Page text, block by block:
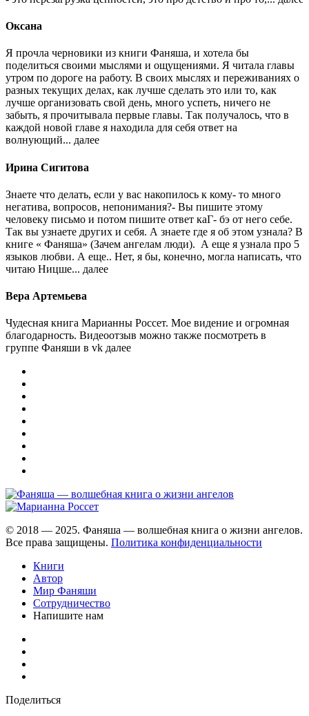
Оксана
Я прочла черновики из книги Фаняша, и хотела бы
поделиться своими мыслями и ощущениями. Я читала главы
утром по дороге на работу. В своих мыслях и переживаниях о
разных текущих делах, как лучше сделать это или то, как
лучше организовать свой день, много успеть, ничего не
забыть, я прочитывала первые главы. Так получалось, что в
каждой новой главе я находила для себя ответ на
волнующий... далее
Ирина Сигитова
Знаете что делать, если у вас накопилось к кому- то много
негатива, вопросов, непонимания?- Вы пишите этому
человеку письмо и потом пишите ответ каГ- бэ от него себе.
Так вы узнаете других и себя. А знаете где я об этом узнала? В
книге « Фаняша» (Зачем ангелам люди). А еще я узнала про 5
языков любви. А еще.. Нет, я бы, конечно, могла написать, что
читаю Ницше... далее
Вера Артемьева
Чудесная книга Марианны Россет. Мое видение и огромная
благодарность. Видеоотзыв можно также посмотреть в
группе Фаняши в vk далее
© 2018 — 2025. Фаняша — волшебная книга о жизни ангелов.
Все права защищены. Политика конфиденциальности
Книги
Автор
Мир Фаняши
Сотрудничество
Напишите нам
Поделиться